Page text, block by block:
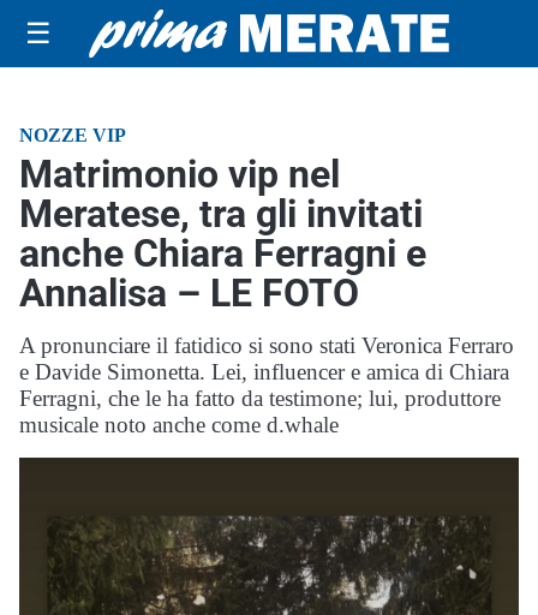
☰
NOZZE VIP
Matrimonio vip nel
Meratese, tra gli invitati
anche Chiara Ferragni e
Annalisa – LE FOTO
A pronunciare il fatidico si sono stati Veronica Ferraro
e Davide Simonetta. Lei, influencer e amica di Chiara
Ferragni, che le ha fatto da testimone; lui, produttore
musicale noto anche come d.whale